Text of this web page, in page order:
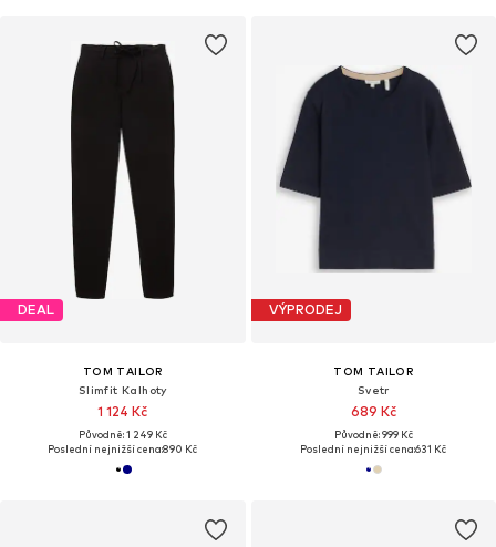
DEAL
TOM TAILOR
Slimfit Kalhoty
1 124 Kč
Původně: 1 249 Kč
Poslední nejnižší cena:890 Kč
VÝPRODEJ
TOM TAILOR
Svetr
689 Kč
Původně: 999 Kč
Poslední nejnižší cena:631 Kč